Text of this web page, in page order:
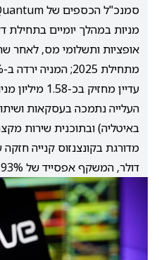
מניות במהלך יומיים בתחילת
עדיין מחזיק בכ-1.58 מיליון מניות.
העלייה נתמכה בעסקאות
באיטליה) ובתוכנית שירות
דולר, המשקף אפסייד של 45.93%.